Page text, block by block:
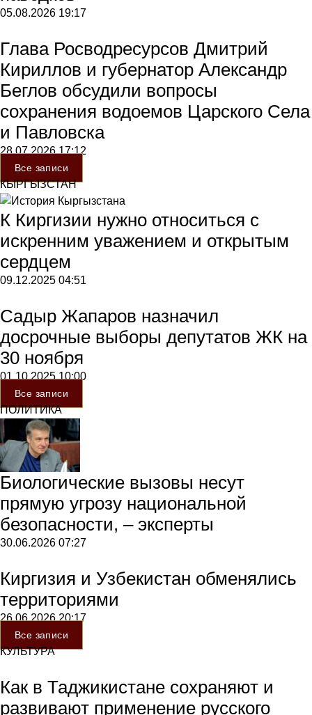
05.08.2026 19:17
Глава Росводресурсов Дмитрий
Кириллов и губернатор Александр
Беглов обсудили вопросы
сохранения водоемов Царского Села
и Павловска
28.07.202617:12
Все записи
КЫРГЫЗСТАН
К Киргизии нужно относиться с
искренним уважением и открытым
сердцем
09.12.2025 04:51
Садыр Жапаров назначил
досрочные выборы депутатов ЖК на
30 ноября
01.10.202510:00
Все записи
ПОЛИТИКА
Биологические вызовы несут
прямую угрозу национальной
безопасности, – эксперты
30.06.2026 07:27
Киргизия и Узбекистан обменялись
территориями
26.06.202620:17
Все записи
КУЛЬТУРА
Как в Таджикистане сохраняют и
развивают применение русского